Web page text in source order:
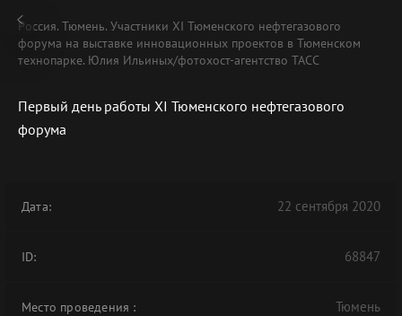
Россия. Тюмень. Участники XI Тюменского нефтегазового
форума на выставке инновационных проектов в Тюменском
технопарке. Юлия Ильиных/фотохост-агентство ТАСС
Первый день работы XI Тюменского нефтегазового
форума
Дата: 22 сентября 2020
ID: 68847
Место проведения : Тюмень